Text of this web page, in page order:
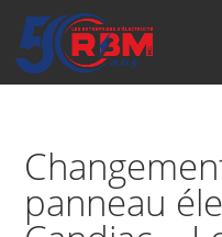
panneau